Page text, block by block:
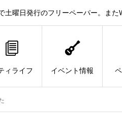
曜日発行のフリーペーパー。また
ィライフ イベント情報